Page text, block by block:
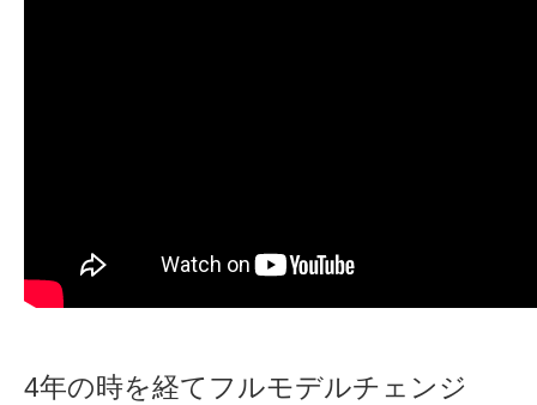
4年の時を経てフルモデルチェンジ